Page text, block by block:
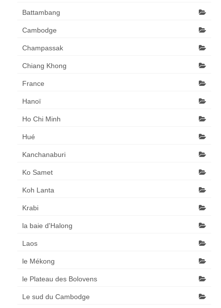
Battambang
Cambodge
Champassak
Chiang Khong
France
Hanoï
Ho Chi Minh
Hué
Kanchanaburi
Ko Samet
Koh Lanta
Krabi
la baie d'Halong
Laos
le Mékong
le Plateau des Bolovens
Le sud du Cambodge